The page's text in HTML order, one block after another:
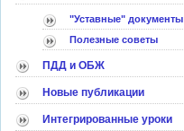
"Уставные" документы
Полезные советы
ПДД и ОБЖ
Новые публикации
Интегрированные уроки